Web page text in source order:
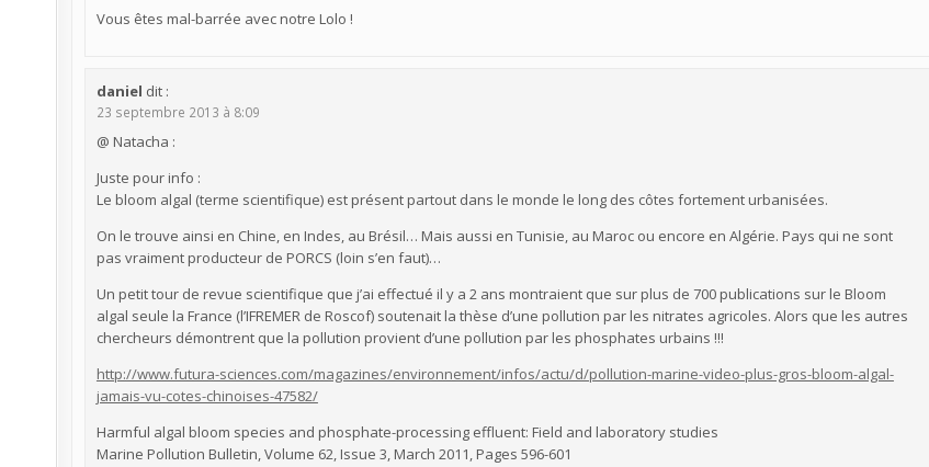
Vous êtes mal-barrée avec notre Lolo !
daniel dit :
23 septembre 2013 à 8:09
@ Natacha :
Juste pour info :
Le bloom algal (terme scientifique) est présent partout dans le monde le long des côtes fortement urbanisées.
On le trouve ainsi en Chine, en Indes, au Brésil… Mais aussi en Tunisie, au Maroc ou encore en Algérie. Pays qui ne sont
pas vraiment producteur de PORCS (loin s’en faut)…
Un petit tour de revue scientifique que j’ai effectué il y a 2 ans montraient que sur plus de 700 publications sur le Bloom
algal seule la France (l’IFREMER de Roscof) soutenait la thèse d’une pollution par les nitrates agricoles. Alors que les autres
chercheurs démontrent que la pollution provient d’une pollution par les phosphates urbains !!!
http://www.futura-sciences.com/magazines/environnement/infos/actu/d/pollution-marine-video-plus-gros-bloom-algal-
jamais-vu-cotes-chinoises-47582/
Harmful algal bloom species and phosphate-processing effluent: Field and laboratory studies
Marine Pollution Bulletin, Volume 62, Issue 3, March 2011, Pages 596-601